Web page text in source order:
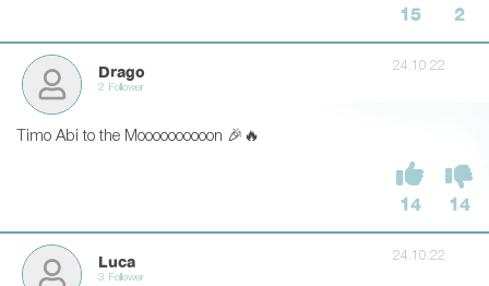
15 2
Drago
2 Follower
24.10.22
Timo Abi to the Moooooooooon 🎉🔥
14 14
Luca
3 Follower
24.10.22